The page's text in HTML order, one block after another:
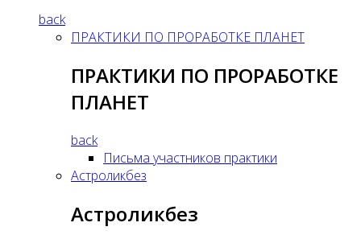
back
ПРАКТИКИ ПО ПРОРАБОТКЕ ПЛАНЕТ
ПРАКТИКИ ПО ПРОРАБОТКЕ
ПЛАНЕТ
back
Письма участников практики
Астроликбез
Астроликбез